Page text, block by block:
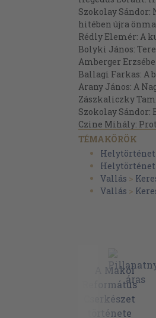
Szokolay
hitében újra
Rédly Elemér: A
Bolyki János:
Amberger
Ballagi Farkas: A
Arany János: A
Zászkaliczky
Szokolay Sándor:
Czine Mihály:
Kálmán Attila: A
Kövy Zsolt:
Dávidházy
Lovas Gyula:
Vörös Viola:
Kisgyörgy
A Soproni Kálvin
Képek a IV.
Kálvin-
A Soproni Kálvin
Részletek az
TÉMAKÖRÖK
Helytörténet
Helytörténet
Vallás >
Vallás >